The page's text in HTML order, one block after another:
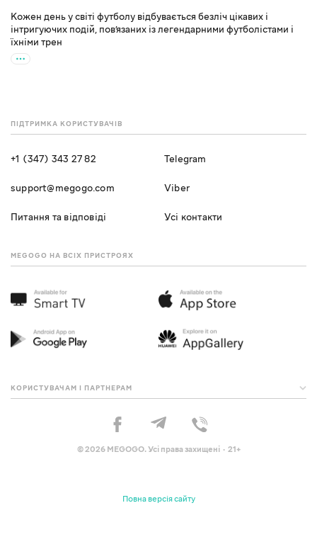
Кожен день у світі футболу відбувається безліч цікавих і
інтригуючих подій, пов’язаних із легендарними футболістами і
їхніми трен
ПІДТРИМКА КОРИСТУВАЧІВ
+1 (347) 343 27 82
support@megogo.com
Питання та відповіді
Telegram
Viber
Усі контакти
MEGOGO НА ВСІХ ПРИСТРОЯХ
КОРИСТУВАЧАМ І ПАРТНЕРАМ
© 2026 MEGOGO. Усі права захищені · 21+
Повна версія сайту